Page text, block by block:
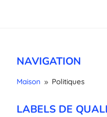
NAVIGATION
Maison 9 Politiques
LABELS DE